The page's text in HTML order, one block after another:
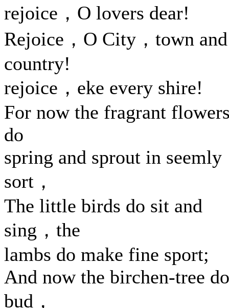
rejoice，O lovers dear!
Rejoice，O City，town and
country!
rejoice，eke every shire!
For now the fragrant
do
spring and sprout in seemly
sort，
The little birds do sit and
sing，the
lambs do make fine sport;
And now the birchen-tree
bud，